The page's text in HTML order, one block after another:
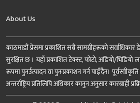
About Us
काठमाडौं प्रेसमा प्रकाशित सबै सामग्रीहरूको सर्वाधिकार
सुरक्षित छ । यहाँ प्रकाशित टेक्स्ट, फोटो, अडियो/
रूपमा पुनर्उत्पादन वा पुनःप्रकाशन गर्न पाइँदैन।
अन्तर्राष्ट्रिय प्रतिलिपि अधिकार कानुन अनुसार कारबाही